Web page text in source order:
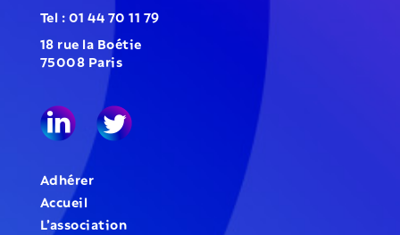
Tel : 01 44 70 11 79
18 rue la Boétie
75008 Paris
Adhérer
Accueil
L’association